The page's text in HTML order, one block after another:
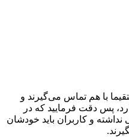
با هم تماس می‌گیرند و
پس دقت فرمایید که در
و کاربران باید خودشان